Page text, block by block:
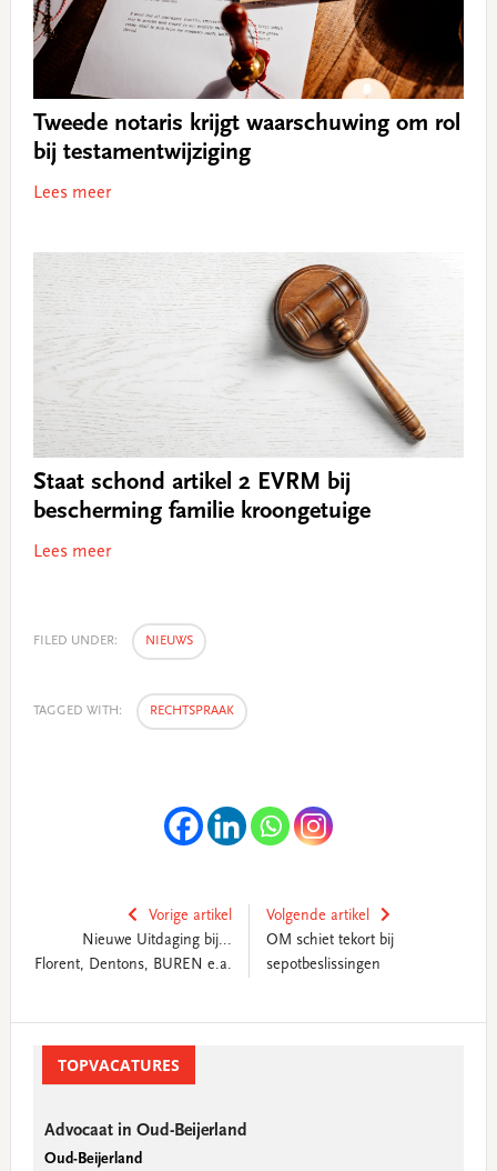
Tweede notaris krijgt waarschuwing om rol
bij testamentwijziging
Lees meer
Staat schond artikel 2 EVRM bij
bescherming familie kroongetuige
Lees meer
FILED UNDER: NIEUWS
TAGGED WITH: RECHTSPRAAK
Vorige artikel
Nieuwe Uitdaging bij...
Florent, Dentons, BUREN e.a.
Volgende artikel
OM schiet tekort bij
sepotbeslissingen
SidebarTOPVACATURES
Advocaat in Oud-Beijerland
Oud-Beijerland